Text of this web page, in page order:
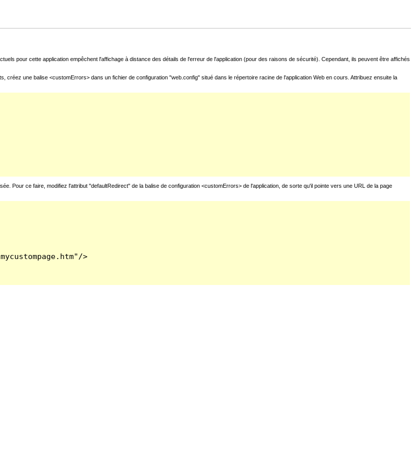
pour cette application empêchent l'affichage à distance des détails de l'erreur de l'application (pour des raisons de sécurité). Cependant, ils peuvent être affichés
une balise <customErrors> dans un fichier de configuration "web.config" situé dans le répertoire racine de l'application Web en cours. Attribuez ensuite la
Pour ce faire, modifiez l'attribut "defaultRedirect" de la balise de configuration <customErrors> de l'application, de sorte qu'il pointe vers une URL de la page
>